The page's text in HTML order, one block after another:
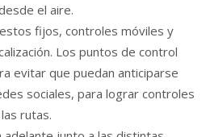
el aire.
fijos, controles móviles y
Los puntos de control
evitar que puedan anticiparse
sociales, para lograr controles
rutas.